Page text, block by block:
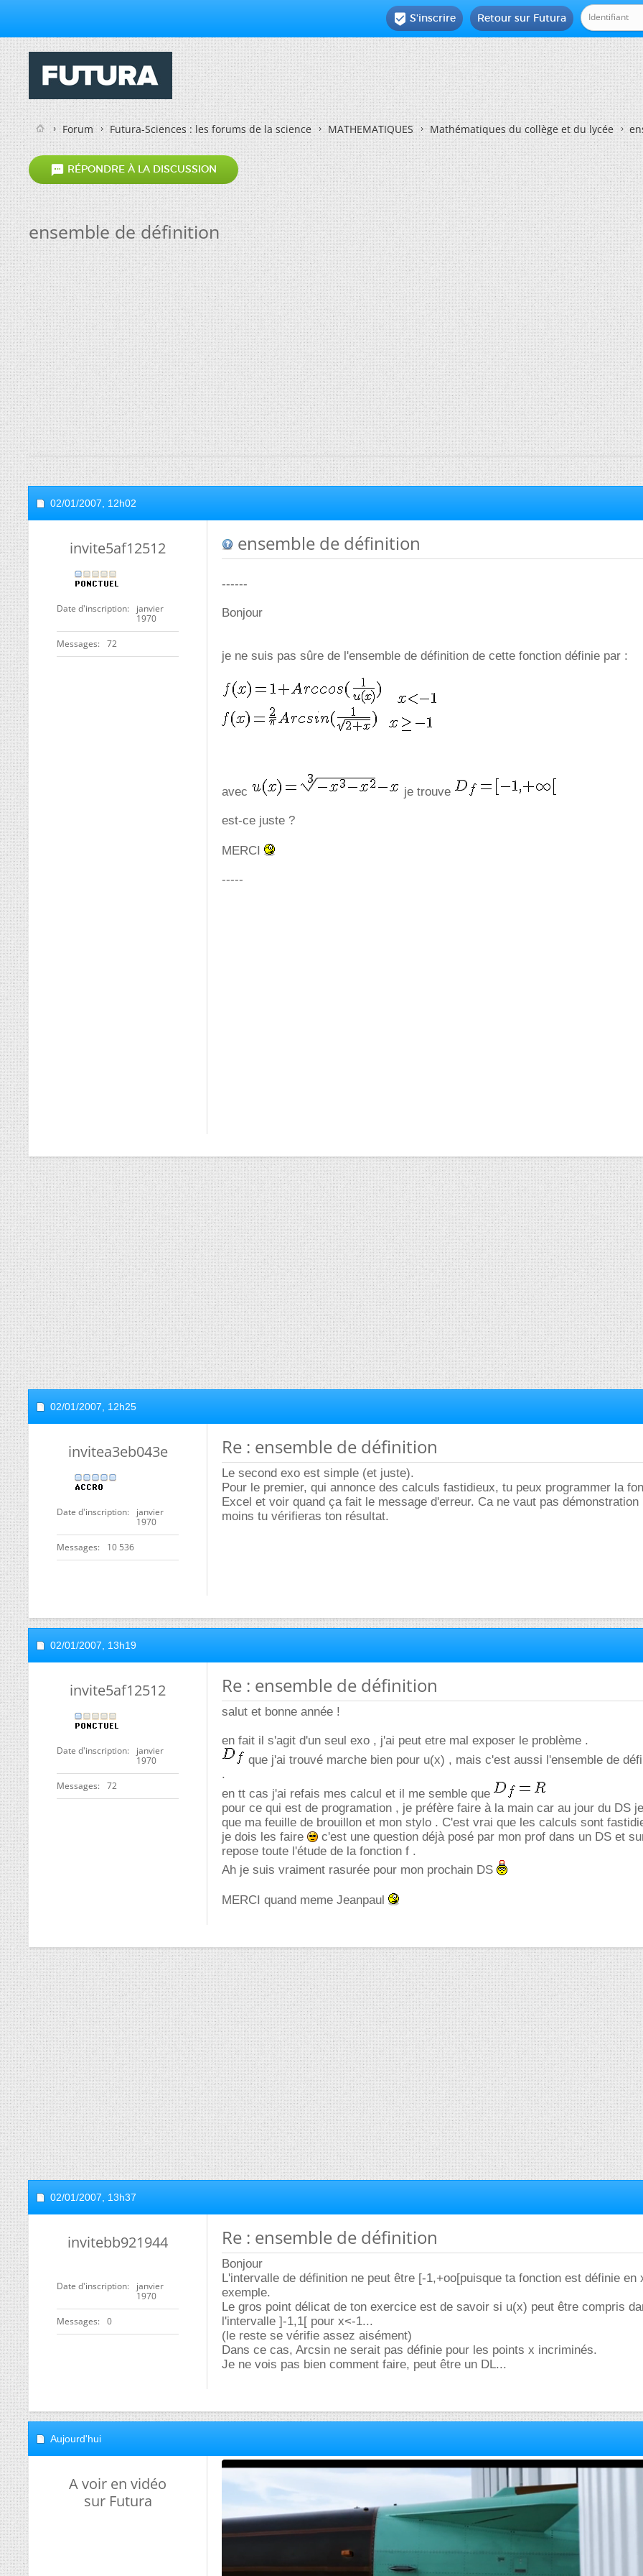
Retour sur Futura
 S'inscrire
Forum Futura-Sciences : les forums de la science MATHEMATIQUES Mathématiques du collège et du lycée
 RÉPONDRE À LA DISCUSSION
ensemble de définition
02/01/2007, 12h02
invite5af12512
Date d'inscription
janvier
1970
Messages 72
ensemble de définition
------
Bonjour
je ne suis pas sûre de l'ensemble de définition de cette fonction définie par :
avec je trouve
est-ce juste ?
MERCI
-----
02/01/2007, 12h25
invitea3eb043e
Date d'inscription
janvier
1970
Messages 10 536
Re : ensemble de définition
Le second exo est simple (et juste).
Pour le premier, qui annonce des calculs fastidieux, tu peux programmer la
Excel et voir quand ça fait le message d'erreur. Ca ne vaut pas démonstration
moins tu vérifieras ton résultat.
02/01/2007, 13h19
invite5af12512
Date d'inscription
janvier
1970
Messages 72
Re : ensemble de définition
salut et bonne année !
en fait il s'agit d'un seul exo , j'ai peut etre mal exposer le problème .
que j'ai trouvé marche bien pour u(x) , mais c'est aussi l'ensemble de
.
en tt cas j'ai refais mes calcul et il me semble que
pour ce qui est de programation , je préfère faire à la main car au jour du DS
que ma feuille de brouillon et mon stylo . C'est vrai que les calculs sont
je dois les faire
c'est une question déjà posé par mon prof dans un DS et
repose toute l'étude de la fonction f .
Ah je suis vraiment rasurée pour mon prochain DS
MERCI quand meme Jeanpaul
02/01/2007, 13h37
invitebb921944
Date d'inscription
janvier
1970
Messages 0
Re : ensemble de définition
Bonjour
L'intervalle de définition ne peut être [-1,+oo[puisque ta fonction est définie en
exemple.
Le gros point délicat de ton exercice est de savoir si u(x) peut être compris
l'intervalle ]-1,1[ pour x<-1...
(le reste se vérifie assez aisément)
Dans ce cas, Arcsin ne serait pas définie pour les points x incriminés.
Je ne vois pas bien comment faire, peut être un DL...
Aujourd'hui
A voir en vidéo
sur Futura